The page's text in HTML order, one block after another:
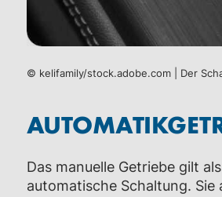
© kelifamily/stock.adobe.com | Der
Das manuelle Getriebe gilt als
automatische Schaltung.